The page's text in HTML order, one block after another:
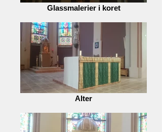
Glassmalerier i koret
Alter